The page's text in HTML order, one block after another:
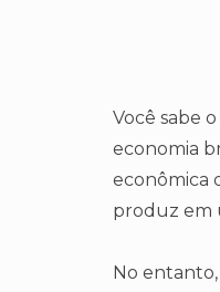
Você sabe
economia
econômica
produz em
No